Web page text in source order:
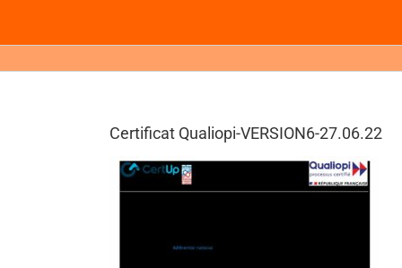
Certificat Qualiopi-VERSION6-27.06.22